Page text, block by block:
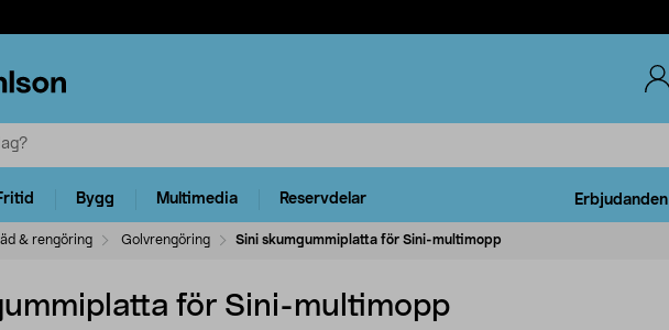
Bygg Multimedia Reservdelar Erbjudanden
& rengöring Golvrengöring Sini skumgummiplatta för Sini-multimopp
för Sini-multimopp